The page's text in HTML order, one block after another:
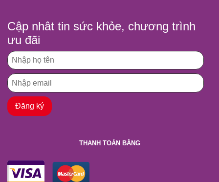
Cập nhât tin sức khỏe, chương trình
ưu đãi
THANH TOÁN BẰNG